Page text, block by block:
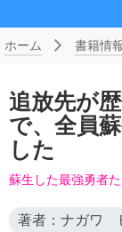
ホーム 書籍情
追放先が
で、全員
した
蘇生した最強勇者
著者：ナガワ